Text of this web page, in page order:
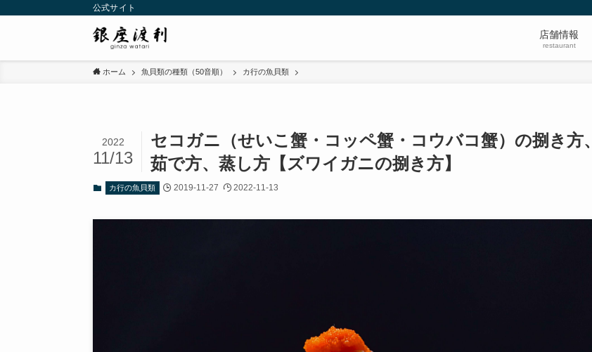
公式サイト
店舗情報
restaurant
ホーム 魚貝類の種類（50音順） カ行の魚貝類
セコガニ（せいこ蟹・コッペ蟹・コウバコ蟹）の捌き方、
茹で方、蒸し方【ズワイガニの捌き方】
2022
11/13
カ行の魚貝類 2019-11-27 2022-11-13